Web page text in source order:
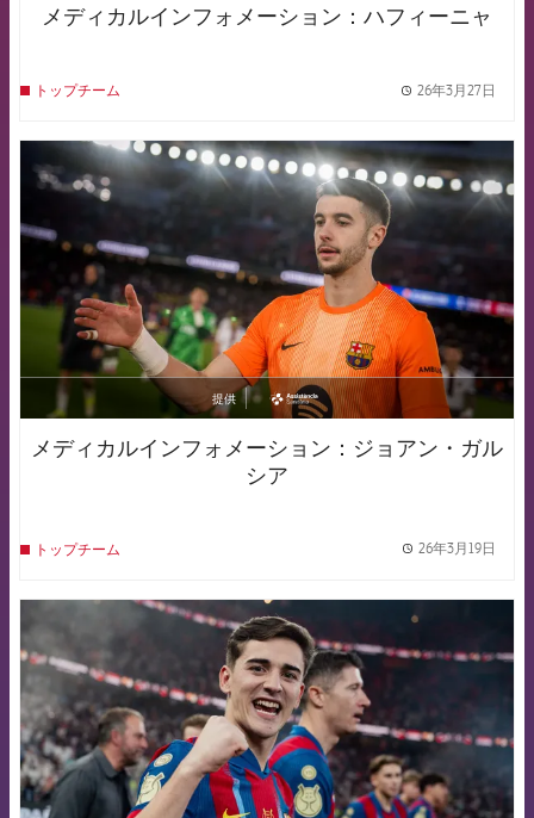
メディカルインフォメーション：ハフィーニャ
トップチーム 26年3月27日
FCB Barcelona badge
提供
asistencia
メディカルインフォメーション：ジョアン・ガル
シア
トップチーム 26年3月19日
FCB Barcelona badge